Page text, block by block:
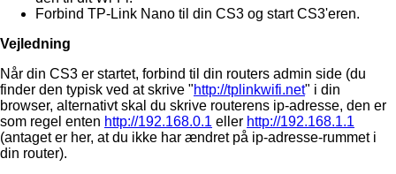
Forbind TP-Link Nano til din CS3 og start CS3'eren.
Vejledning
Når din CS3 er startet, forbind til din routers admin side (du
finder den typisk ved at skrive "http://tplinkwifi.net" i din
browser, alternativt skal du skrive routerens ip-adresse, den er
som regel enten http://192.168.0.1 eller http://192.168.1.1
(antaget er her, at du ikke har ændret på ip-adresse-rummet i
din router).